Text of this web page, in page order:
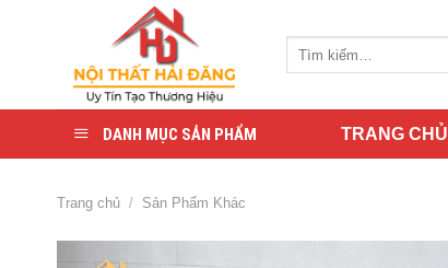
DANH MỤC SẢN PHẨM TRANG CHỦ
Trang chủ / Sản Phẩm Khác